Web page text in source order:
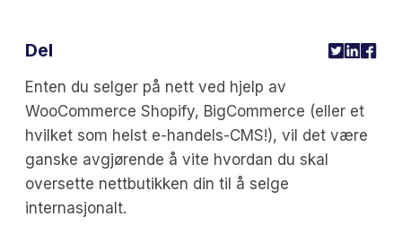
Enten du selger på nett ved hjelp av
WooCommerce Shopify, BigCommerce (eller et
hvilket som helst e-handels-CMS!), vil det være
ganske avgjørende å vite hvordan du skal
oversette nettbutikken din til å selge
internasjonalt.
Del